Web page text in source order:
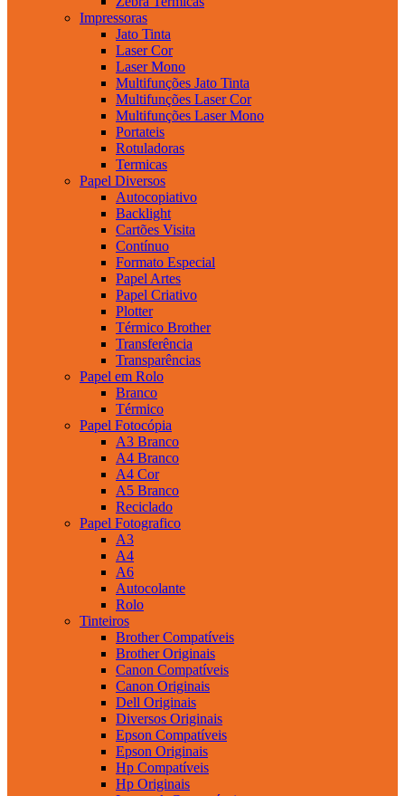
Impressoras
Jato Tinta
Laser Cor
Laser Mono
Multifunções Jato Tinta
Multifunções Laser Cor
Multifunções Laser Mono
Portateis
Rotuladoras
Termicas
Papel Diversos
Autocopiativo
Backlight
Cartões Visita
Contínuo
Formato Especial
Papel Artes
Papel Criativo
Plotter
Térmico Brother
Transferência
Transparências
Papel em Rolo
Branco
Térmico
Papel Fotocópia
A3 Branco
A4 Branco
A4 Cor
A5 Branco
Reciclado
Papel Fotografico
A3
A4
A6
Autocolante
Rolo
Tinteiros
Brother Compatíveis
Brother Originais
Canon Compatíveis
Canon Originais
Dell Originais
Diversos Originais
Epson Compatíveis
Epson Originais
Hp Compatíveis
Hp Originais